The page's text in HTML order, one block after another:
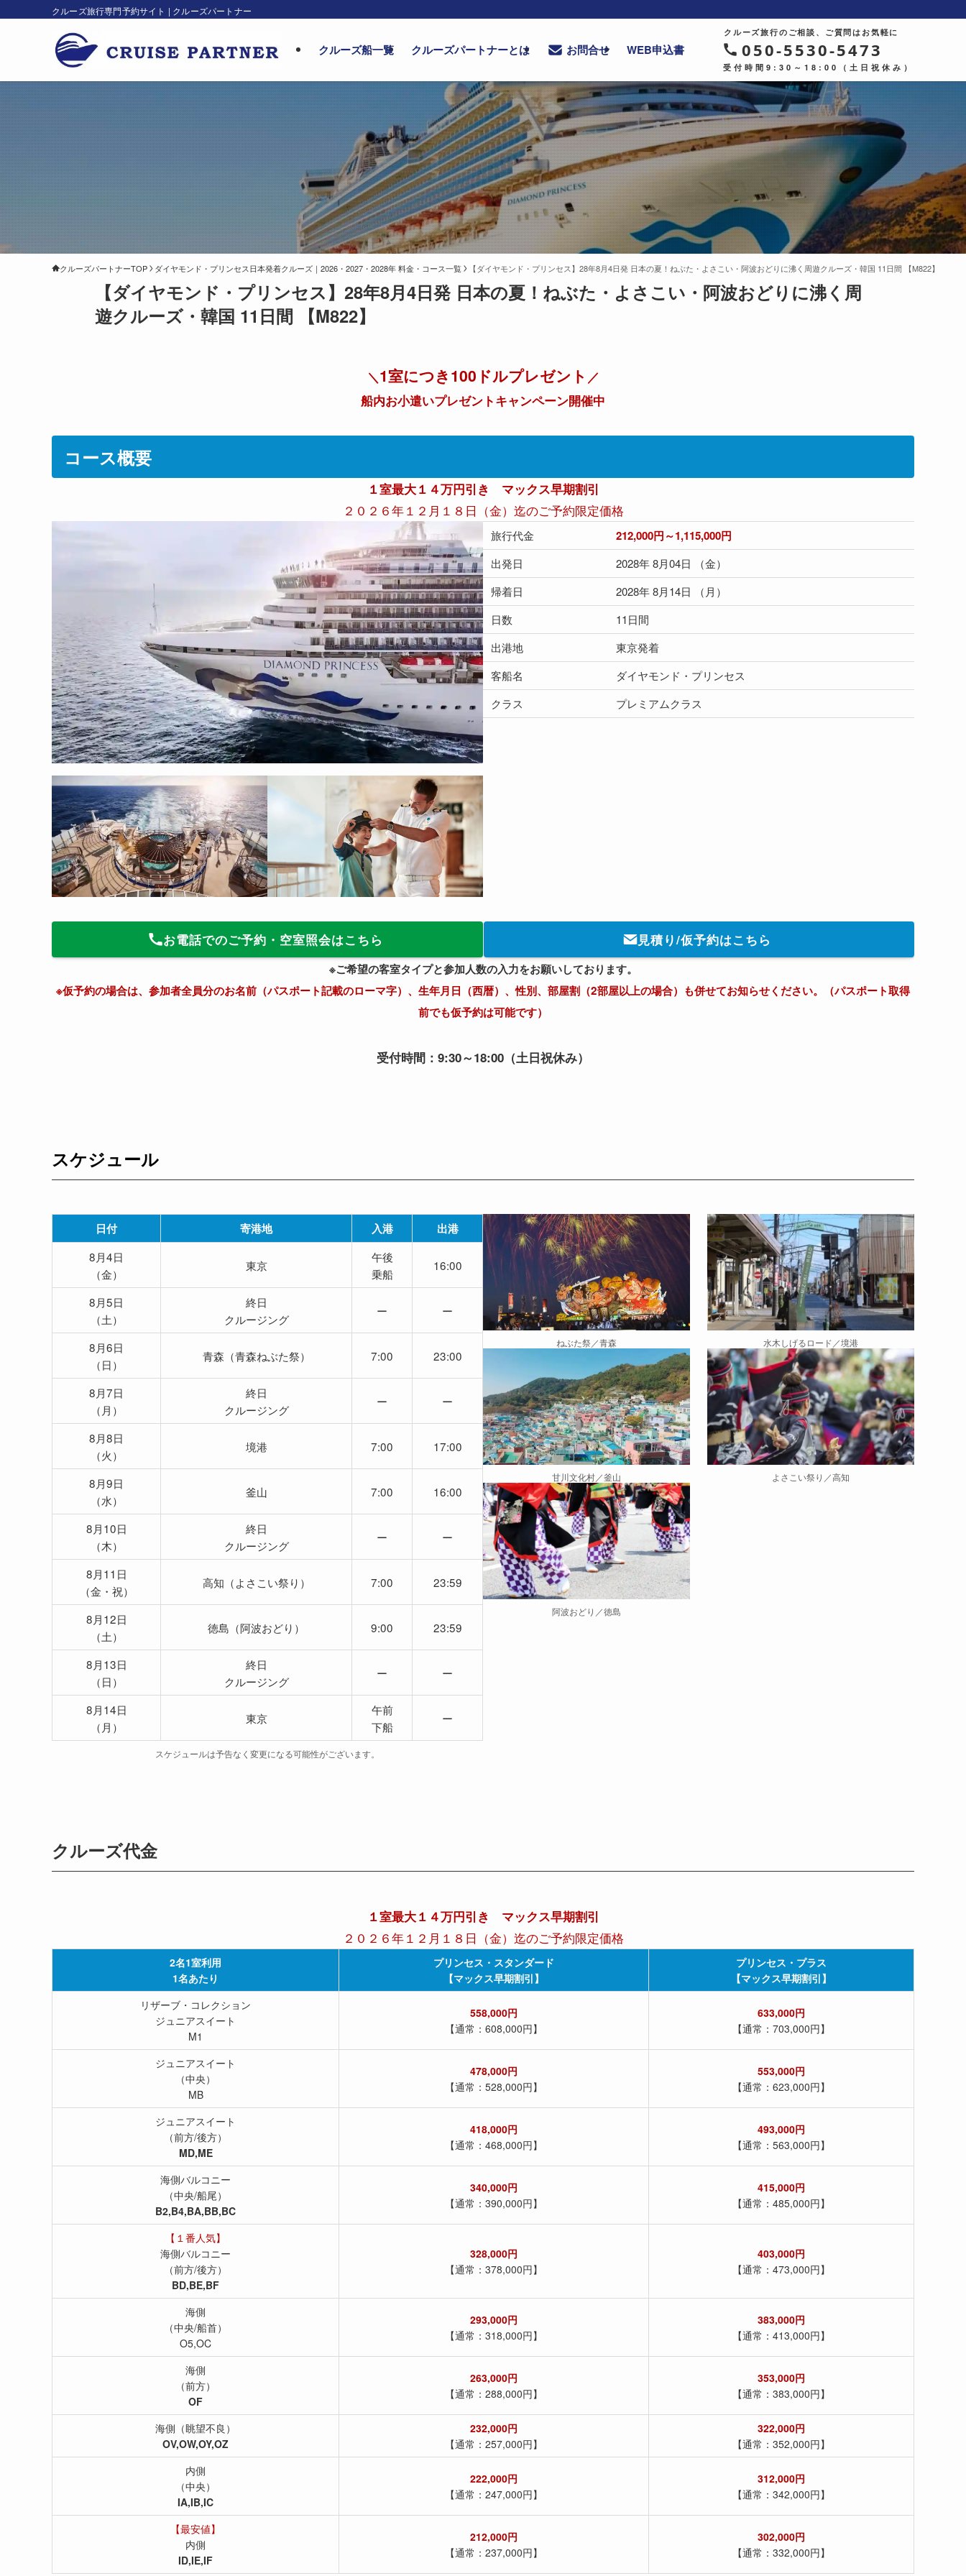
クルーズ旅行専門予約サイト | クルーズパートナー
クルーズ船一覧 クルーズパートナーとは お問合せ WEB申込書
クルーズ旅行のご相談、ご質問はお気軽に
050-5530-5473
受付時間9:30～18:00（土日祝休み）
クルーズパートナーTOP ダイヤモンド・プリンセス日本発着クルーズ｜2026・2027・2028年 料金・コース一覧 【ダイヤモンド・プリンセス】28年8月4日発 日本の夏！ねぶた・よさこい・阿波おどりに沸く周遊クルーズ・韓国 11日間 【M822】
【ダイヤモンド・プリンセス】28年8月4日発 日本の夏！ねぶた・よさこい・阿波おどりに沸く周
遊クルーズ・韓国 11日間 【M822】
＼ 1室につき100ドルプレゼント ／
船内お小遣いプレゼントキャンペーン開催中
コース概要
１室最大１４万円引き マックス早期割引
２０２６年１２月１８日（金）迄のご予約限定価格
旅行代金 212,000円～1,115,000円
出発日
2028年 8月04日 （金）
帰着日
2028年 8月14日 （月）
日数
11日間
出港地
東京発着
客船名
ダイヤモンド・プリンセス
クラス
プレミアムクラス
お電話でのご予約・空室照会はこちら 見積り/仮予約はこちら
※ご希望の客室タイプと参加人数の入力をお願いしております。
※仮予約の場合は、参加者全員分のお名前（パスポート記載のローマ字）、生年月日（西暦）、性別、部屋割（2部屋以上の場合）も併せてお知らせください。
（パスポート取得
前でも仮予約は可能です）
受付時間：9:30～18:00（土日祝休み）
スケジュール
日付 寄港地 入港
出港
8月4日
（金）
東京
午後
乗船
16:00
8月5日
（土）
終日
クルージング
ー ー
8月6日
（日）
青森（青森ねぶた祭） 7:00 23:00
8月7日
（月）
終日
クルージング
ー ー
8月8日
（火）
境港 7:00 17:00
8月9日
（水）
釜山 7:00 16:00
8月10日
（木）
終日
クルージング
ー ー
8月11日
（金・祝）
高知（よさこい祭り） 7:00 23:59
8月12日
（土）
徳島（阿波おどり） 9:00 23:59
8月13日
（日）
終日
クルージング
ー ー
8月14日
（月）
東京
午前
下船
ー
スケジュールは予告なく変更になる可能性がございます。
ねぶた祭／青森 水木しげるロード／境港
甘川文化村／釜山 よさこい祭り／高知
阿波おどり／徳島
クルーズ代金
１室最大１４万円引き マックス早期割引
２０２６年１２月１８日（金）迄のご予約限定価格
2名1室利用
1名あたり
プリンセス・スタンダード
【マックス早期割引】
プリンセス・プラス
【マックス早期割引】
リザーブ・コレクション
ジュニアスイート
M1
558,000円
【通常：608,000円】
633,000円
【通常：703,000円】
ジュニアスイート
（中央）
MB
478,000円
【通常：528,000円】
553,000円
【通常：623,000円】
ジュニアスイート
（前方/後方）
MD,ME
418,000円
【通常：468,000円】
493,000円
【通常：563,000円】
海側バルコニー
（中央/船尾）
B2,B4,BA,BB,BC
340,000円
【通常：390,000円】
415,000円
【通常：485,000円】
【１番人気】
海側バルコニー
（前方/後方）
BD,BE,BF
328,000円
【通常：378,000円】
403,000円
【通常：473,000円】
海側
（中央/船首）
O5,OC
293,000円
【通常：318,000円】
383,000円
【通常：413,000円】
海側
（前方）
OF
263,000円
【通常：288,000円】
353,000円
【通常：383,000円】
海側（眺望不良）
OV,OW,OY,OZ
232,000円
【通常：257,000円】
322,000円
【通常：352,000円】
内側
（中央）
IA,IB,IC
222,000円
【通常：247,000円】
312,000円
【通常：342,000円】
【最安値】
内側
ID,IE,IF
212,000円
【通常：237,000円】
302,000円
【通常：332,000円】